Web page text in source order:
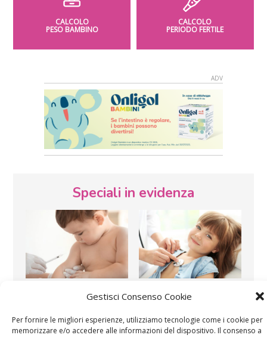
Gestisci Consenso Cookie
Per fornire le migliori esperienze, utilizziamo tecnologie come i cookie per
memorizzare e/o accedere alle informazioni del dispositivo. Il consenso a
CALCOLO
PESO BAMBINO
CALCOLO
PERIODO FERTILE
Speciali in evidenza
Vaccini SOS Pediatra